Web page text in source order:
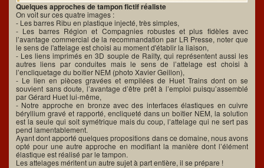
Quelques approches de tampon fictif réaliste
On voit sur ces quatre images :
- Les barres Ribu en plastique injecté, très simples,
- Les barres Région et Compagnies robustes et plus fidèles avec
l’avantage commercial de la recommandation par LR Presse, noter que
le sens de l'attelage est choisi au moment d'établir la liaison,
- Les liens imprimés en 3D souple de Railty, qui représentent aussi les
autres liens par conduites mais le sens de l’attelage est choisi à
l’encliquetage du boîtier NEM (photo Xavier Geillon),
- Le lien en pièces gravées et empilées de Huet Trains dont on se
souvient sans doute, l’avantage d’être prêt à l’emploi puisqu’assemblé
par Gérard Huet lui-même,
- Notre approche en bronze avec des interfaces élastiques en cuivre
béryllium gravé et rapporté, encliqueté dans un boîtier NEM, la solution
est la seule qui soit symétrique mais du coup, l’attelage qui ne sert pas
pend lamentablement.
Ayant dont apporté quelques propositions dans ce domaine, nous avons
opté pour une autre approche en modifiant la manière dont l’élément
élastique est réalisé par le tampon.
Les attelages méritent un autre sujet à part entière, il se prépare !